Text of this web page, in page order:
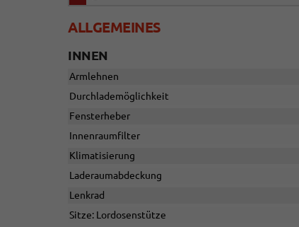
ALLGEMEINES
INNEN
Armlehnen
Durchlademöglichkeit
Fensterheber
Innenraumfilter
Klimatisierung
Laderaumabdeckung
Lenkrad
Sitze: Lordosenstütze